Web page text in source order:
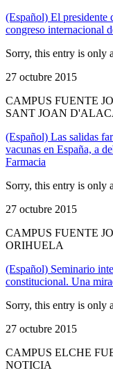
(Español) El presidente
congreso internacional
Sorry, this entry is only
27 octubre 2015
CAMPUS FUENTE
SANT JOAN
(Español) Las salidas
vacunas en España, a
Farmacia
Sorry, this entry is only
27 octubre 2015
CAMPUS FUENTE
ORIHUELA
(Español) Seminario
constitucional. Una
Sorry, this entry is only
27 octubre 2015
CAMPUS ELCHE
NOTICIA